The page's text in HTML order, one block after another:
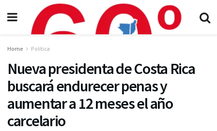
Home Política
Nueva presidenta de Costa Rica
buscará endurecer penas y
aumentar a 12 meses el año
carcelario